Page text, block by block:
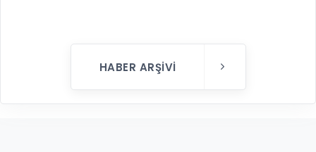
HABER ARŞIVI